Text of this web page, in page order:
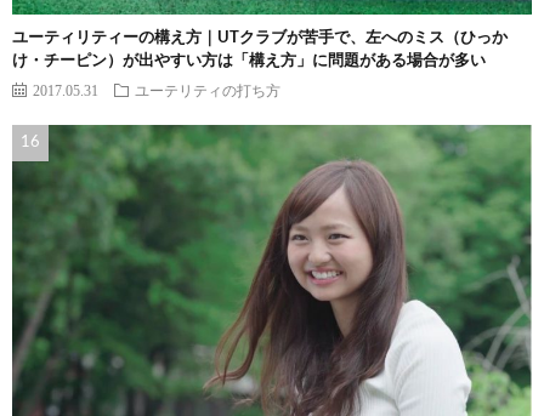
ユーティリティーの構え方｜UTクラブが苦手で、左へのミス（ひっか
け・チーピン）が出やすい方は「構え方」に問題がある場合が多い
2017.05.31 ユーテリティの打ち方